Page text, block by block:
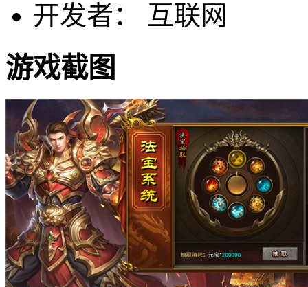
开发者： 互联网
游戏截图